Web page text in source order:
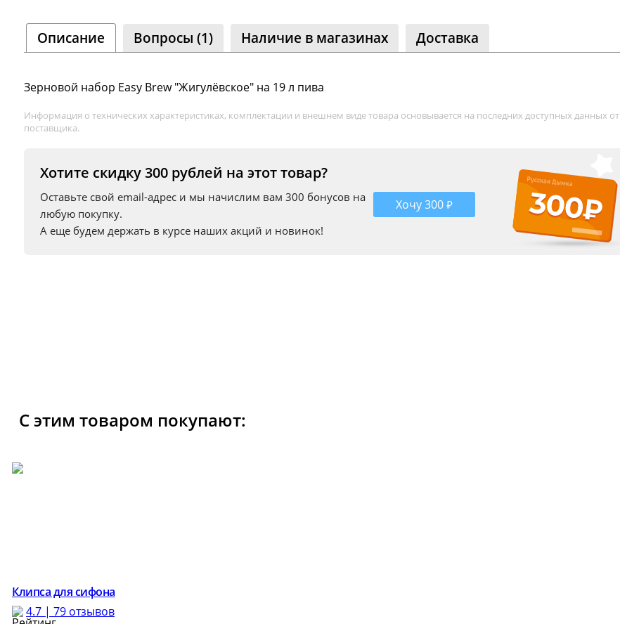
Описание Вопросы (1) Наличие в магазинах Доставка
Зерновой набор Easy Brew "Жигулёвское" на 19 л пива
Информация о технических характеристиках, комплектации и внешнем виде товара основывается на последних доступных данных от
поставщика.
Хотите скидку 300 рублей на этот товар?
Оставьте свой email-адрес и мы начислим вам 300 бонусов на
любую покупку.
А еще будем держать в курсе наших акций и новинок!
Хочу 300 ₽
С этим товаром покупают:
Клипса для сифона
4.7 | 79 отзывов